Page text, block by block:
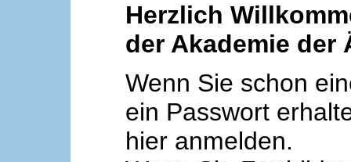
Herzlich
der Akademie der
Wenn Sie schon
ein Passwort
hier anmelden.